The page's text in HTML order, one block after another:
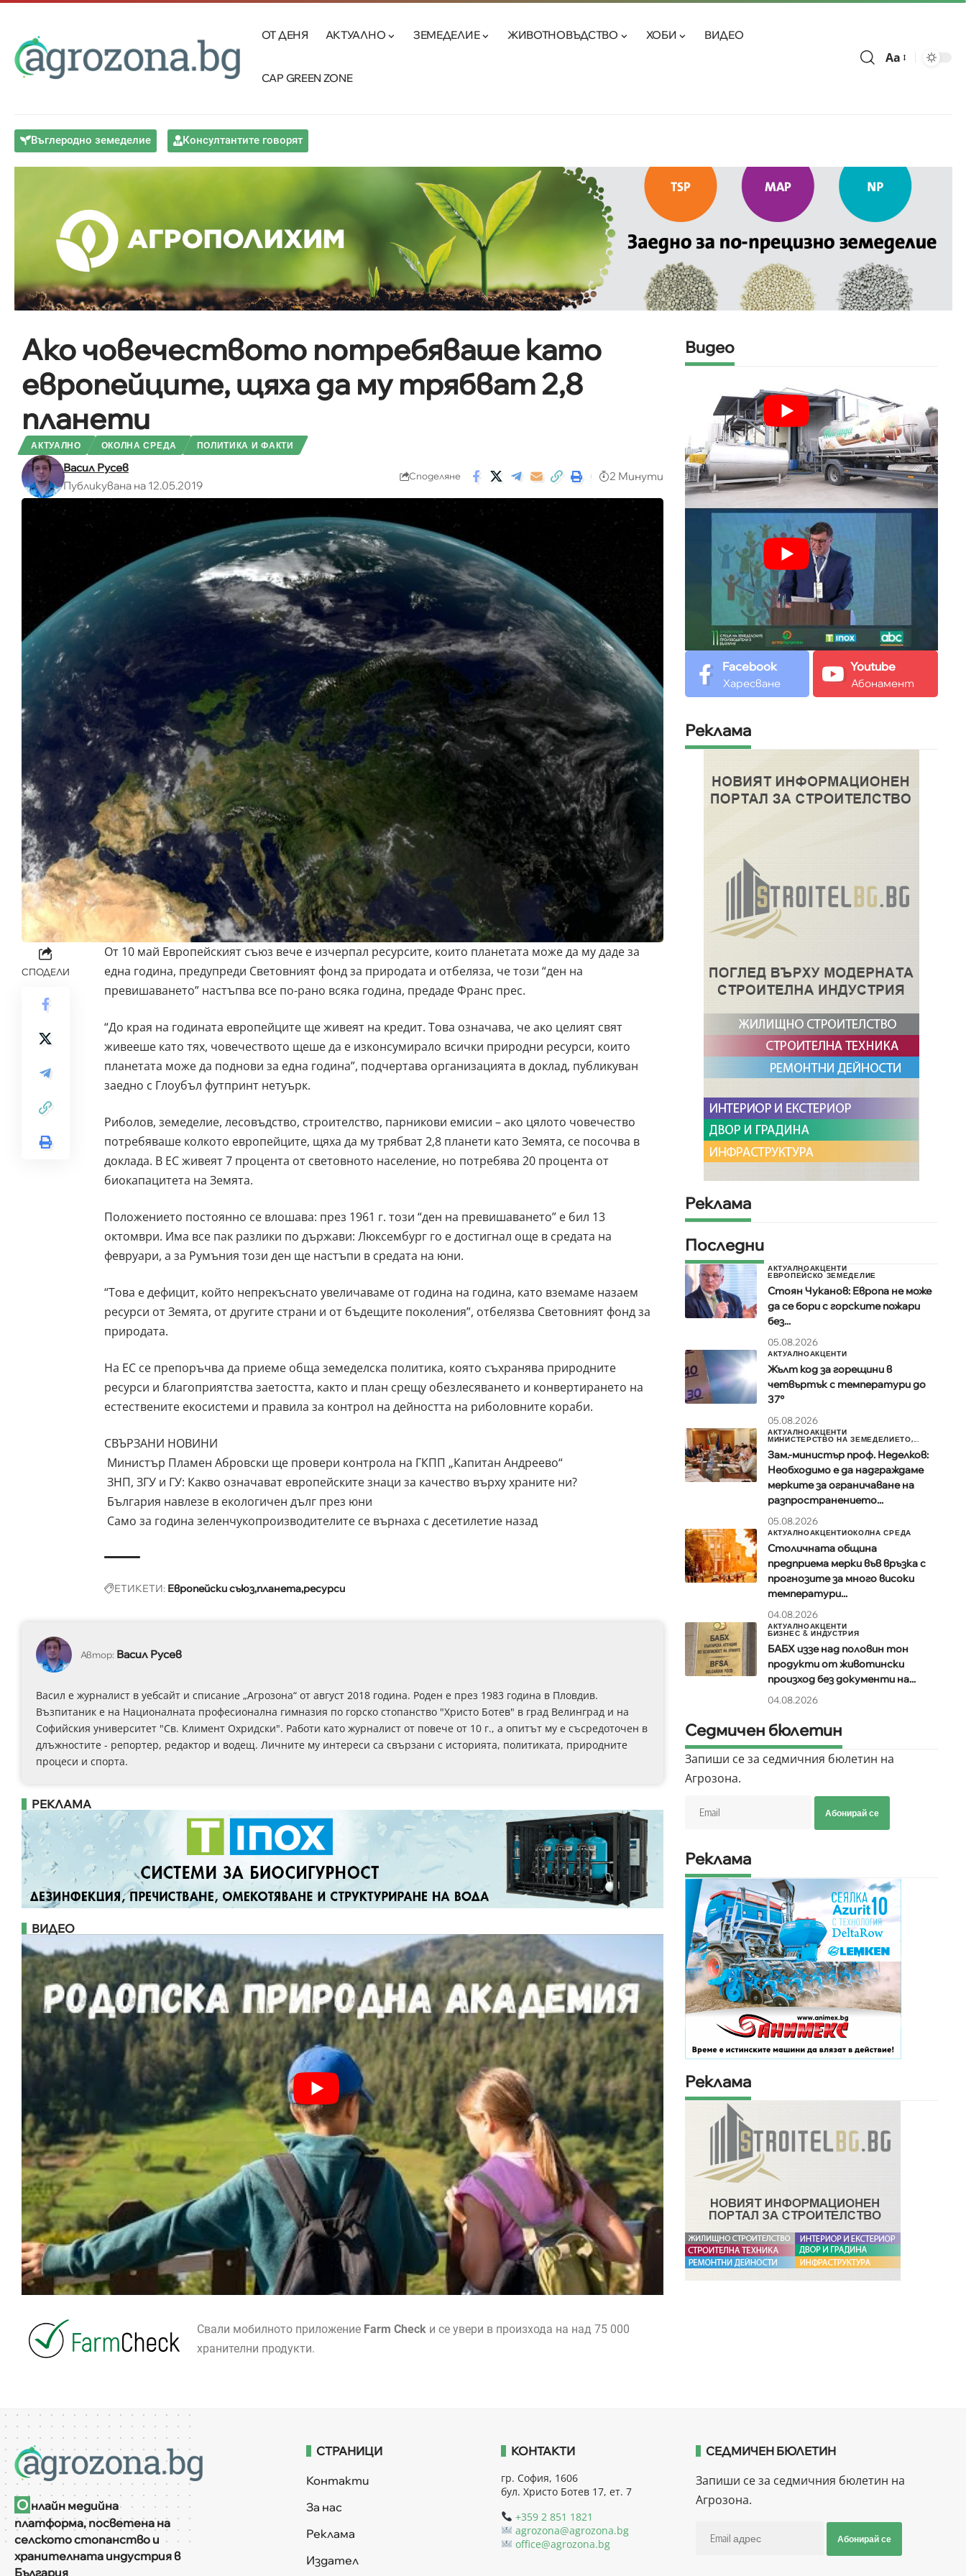
ОТ ДЕНЯ АКТУАЛНО ЗЕМЕДЕЛИЕ ЖИВОТНОВЪДСТВО ХОБИ ВИДЕО
CAP GREEN ZONE
Aa
Въглеродно земеделие Консултантите говорят
Ако човечеството потребяваше като
европейците, щяха да му трябват 2,8
планети
АКТУАЛНО ОКОЛНА СРЕДА ПОЛИТИКА И ФАКТИ
Васил Русев
Публикувана на 12.05.2019
Споделяне 2 Минути
СПОДЕЛИ
От 10 май Европейският съюз вече е изчерпал ресурсите, които планетата може да му даде за
една година, предупреди Световният фонд за природата и отбеляза, че този “ден на
превишаването” настъпва все по-рано всяка година, предаде Франс прес.
“До края на годината европейците ще живеят на кредит. Това означава, че ако целият свят
живееше като тях, човечеството щеше да е изконсумирало всички природни ресурси, които
планетата може да поднови за една година”, подчертава организацията в доклад, публикуван
заедно с Глоубъл футпринт нетуърк.
Риболов, земеделие, лесовъдство, строителство, парникови емисии – ако цялото човечество
потребяваше колкото европейците, щяха да му трябват 2,8 планети като Земята, се посочва в
доклада. В ЕС живеят 7 процента от световното население, но потребява 20 процента от
биокапацитета на Земята.
Положението постоянно се влошава: през 1961 г. този “ден на превишаването” е бил 13
октомври. Има все пак разлики по държави: Люксембург го е достигнал още в средата на
февруари, а за Румъния този ден ще настъпи в средата на юни.
“Това е дефицит, който непрекъснато увеличаваме от година на година, като вземаме назаем
ресурси от Земята, от другите страни и от бъдещите поколения”, отбелязва Световният фонд за
природата.
На ЕС се препоръчва да приеме обща земеделска политика, която съхранява природните
ресурси и благоприятства заетостта, както и план срещу обезлесяването и конвертирането на
естествените екосистеми и правила за контрол на дейността на риболовните кораби.
СВЪРЗАНИ НОВИНИ
Министър Пламен Абровски ще провери контрола на ГКПП „Капитан Андреево“
ЗНП, ЗГУ и ГУ: Какво означават европейските знаци за качество върху храните ни?
България навлезе в екологичен дълг през юни
Само за година зеленчукопроизводителите се върнаха с десетилетие назад
ЕТИКЕТИ: Европейски съюзпланетаресурси
Автор: Васил Русев
Васил е журналист в уебсайт и списание „Агрозона“ от август 2018 година. Роден е през 1983 година в Пловдив.
Възпитаник е на Националната професионална гимназия по горско стопанство "Христо Ботев" в град Велинград и на
Софийския университет "Св. Климент Охридски". Работи като журналист от повече от 10 г., а опитът му е съсредоточен в
длъжностите - репортер, редактор и водещ. Личните му интереси са свързани с историята, политиката, природните
процеси и спорта.
РЕКЛАМА
ВИДЕО
Свали мобилното приложение Farm Checkи се увери в произхода на над 75 000
хранителни продукти.
Видео
Facebook
Харесване
Youtube
Абонамент
Реклама
Реклама
Последни
АКТУАЛНОАКЦЕНТИ
ЕВРОПЕЙСКО ЗЕМЕДЕЛИЕ
Стоян Чуканов: Европа не може
да се бори с горските пожари
без...
05.08.2026
АКТУАЛНОАКЦЕНТИ
Жълт код за горещини в
четвъртък с температури до
37°
05.08.2026
АКТУАЛНОАКЦЕНТИ
МИНИСТЕРСТВО НА ЗЕМЕДЕЛИЕТО,...
Зам.-министър проф. Неделков:
Необходимо е да надграждаме
мерките за ограничаване на
разпространението...
05.08.2026
АКТУАЛНОАКЦЕНТИОКОЛНА СРЕДА
Столичната община
предприема мерки във връзка с
прогнозите за много високи
температури...
04.08.2026
АКТУАЛНОАКЦЕНТИ
БИЗНЕС & ИНДУСТРИЯ
БАБХ иззе над половин тон
продукти от животински
произход без документи на...
04.08.2026
Седмичен бюлетин
Запиши се за седмичния бюлетин на
Агрозона.
Абонирай се
Реклама
Реклама
О нлайн медийна
платформа, посветена на
селското стопанство и
хранителната индустрия в
България
СТРАНИЦИ
Контакти
За нас
Реклама
Издател
КОНТАКТИ
гр. София, 1606
бул. Христо Ботев 17, ет. 7
+359 2 851 1821
agrozona@agrozona.bg
office@agrozona.bg
СЕДМИЧЕН БЮЛЕТИН
Запиши се за седмичния бюлетин на
Агрозона.
Абонирай се